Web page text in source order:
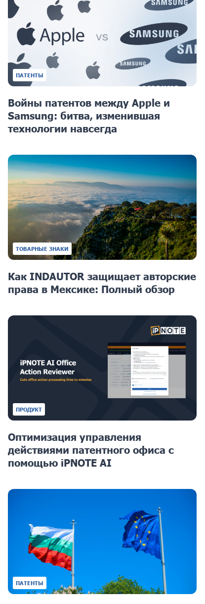
ПАТЕНТЫ
Войны патентов между Apple и
Samsung: битва, изменившая
технологии навсегда
ТОВАРНЫЕ ЗНАКИ
Как INDAUTOR защищает авторские
права в Мексике: Полный обзор
ПРОДУКТ
Оптимизация управления
действиями патентного офиса с
помощью iPNOTE AI
ПАТЕНТЫ